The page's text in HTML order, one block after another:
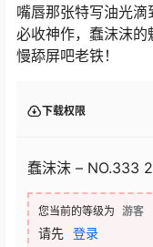
嘴唇那张特写油光
必收神作，蠢沫沫
慢舔屏吧老铁！
下载权限
蠢沫沫 – NO.333
您当前的等级为 游客
请先 登录